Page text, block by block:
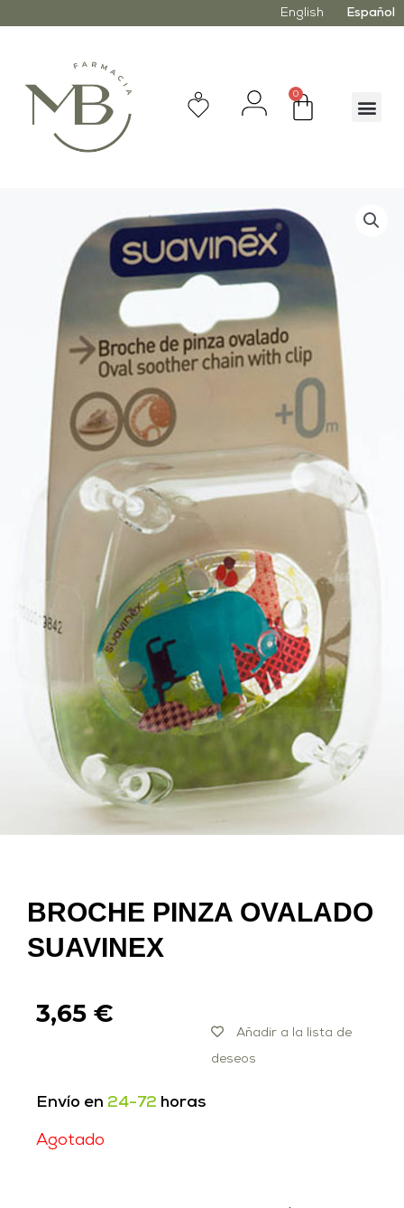
English Español
0
BROCHE PINZA OVALADO
SUAVINEX
3,65 €
Añadir a la lista de
deseos
Envío en 24-72 horas
Agotado